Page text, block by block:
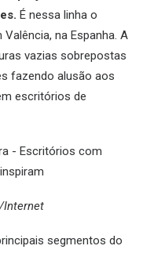
É nessa linha o
Valência, na Espanha. A
vazias sobrepostas
fazendo alusão aos
escritórios de
Internet
segmentos do